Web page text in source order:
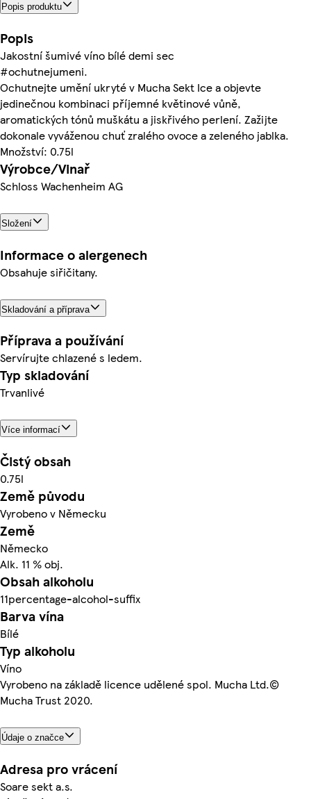
Popis produktu
Popis
Jakostní šumivé víno bílé demi sec
#ochutnejumeni.
Ochutnejte umění ukryté v Mucha Sekt Ice a objevte
jedinečnou kombinaci příjemné květinové vůně,
aromatických tónů muškátu a jiskřivého perlení. Zažijte
dokonale vyváženou chuť zralého ovoce a zeleného jablka.
Množství: 0.75l
Výrobce/Vinař
Schloss Wachenheim AG
Složení
Informace o alergenech
Obsahuje siřičitany.
Skladování a příprava
Příprava a používání
Servírujte chlazené s ledem.
Typ skladování
Trvanlivé
Více informací
Čistý obsah
0.75l
Země původu
Vyrobeno v Německu
Země
Německo
Alk. 11 % obj.
Obsah alkoholu
11percentage-alcohol-suffix
Barva vína
Bílé
Typ alkoholu
Víno
Vyrobeno na základě licence udělené spol. Mucha Ltd.©
Mucha Trust 2020.
Údaje o značce
Adresa pro vrácení
Soare sekt a.s.